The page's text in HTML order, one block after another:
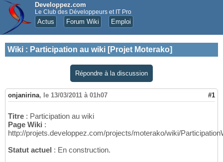
Developpez.com
Le Club des Développeurs et IT Pro
Actus Forum Wiki Emploi
Wiki : Participation au wiki [Projet Moterako]
Répondre à la discussion
onjanirina, le 13/03/2011 à 01h07 #1
Titre : Participation au wiki
Page Wiki :
http://projets.developpez.com/projects/moterako/wiki/
Statut actuel : En construction.